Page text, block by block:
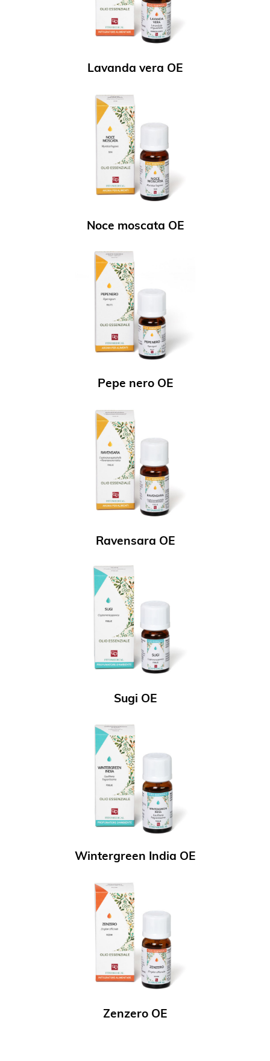
Lavanda vera OE
Noce moscata OE
Pepe nero OE
Ravensara OE
Sugi OE
Wintergreen India OE
Zenzero OE